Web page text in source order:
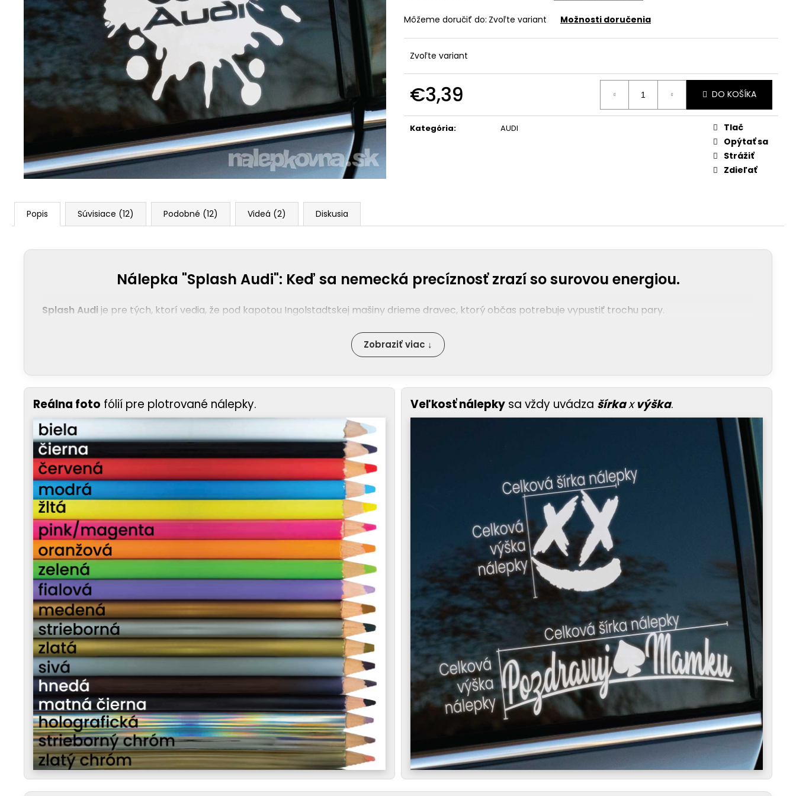
Môžeme doručiť do: Zvoľte variant Možnosti doručenia
Zvoľte variant
€3,39
cena:
DO KOŠÍKA
Kategória: AUDI
Tlač
Opýtať sa
Strážiť
Zdieľať
Popis Súvisiace (12) Podobné (12) Videá (2) Diskusia
Nálepka "Splash Audi": Keď sa nemecká precíznosť zrazí so surovou energiou.
Splash Audi je pre tých, ktorí vedia, že pod kapotou Ingolstadtskej mašiny drieme dravec, ktorý občas potrebuje vypustiť trochu pary.
DYNAMIKA
– Tvar nálepky evokuje surovú energiu a rýchlosť. Pôsobí to, akoby tvoje Audi práve preletelo kalužou priemernosti a zanechalo po sebe len
tento štýlový, rebelský odtlačok.
UNIKÁTNOSŤ– Klasické logá sú fajn, ale ty chceš vyčnievať. "Splash" dizajn dodáva tvojmu stroju umelecký nádych, ktorý kričí: „Toto nie je len nemecké
auto, toto je moje umelecké dielo na kolesách.“
SILA AUDI– Uprostred vizuálneho chaosu stoja pevné základy. Nápis a logo Audi pripomínajú všetkým zúčastneným, že táto estetika je podporená
najlepšou inžinierskou školou na svete.
Zobraziť viac ↓
Reálna foto fólií pre plotrované nálepky. Veľkosť nálepky sa vždy uvádza šírkaxvýška.